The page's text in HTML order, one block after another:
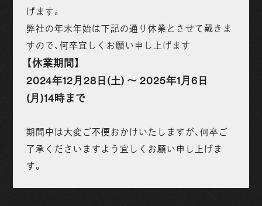
げます。
弊社の年末年始は下記の通り休業とさせて戴きま
すので、何卒宜しくお願い申し上げます
【休業期間】
2024年12月28日(土) ～ 2025年1月6日
(月)14時まで
期間中は大変ご不便おかけいたしますが、何卒ご
了承くださいますよう宜しくお願い申し上げま
す。